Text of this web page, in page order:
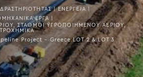
| ΕΝΕΡΓΕΙΑ
ΕΡΓΑ
ΣΤΑΘΜΟΊ ΥΓΡΟΠΟΙΗΜΈΝΟΥ ΑΕΡΊΟΥ,
Project – Greece LOT 2 & LOT 3